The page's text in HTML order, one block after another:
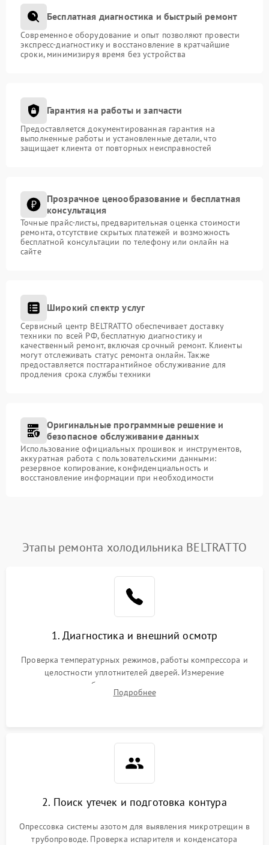
Бесплатная диагностика и быстрый ремонт
Современное оборудование и опыт позволяют провести
экспресс-диагностику и восстановление в кратчайшие
сроки, минимизируя время без устройства
Гарантия на работы и запчасти
Предоставляется документированная гарантия на
выполненные работы и установленные детали, что
защищает клиента от повторных неисправностей
Прозрачное ценообразование и бесплатная
консультация
Точные прайс-листы, предварительная оценка стоимости
ремонта, отсутствие скрытых платежей и возможность
бесплатной консультации по телефону или онлайн на
сайте
Широкий спектр услуг
Сервисный центр BELTRATTO обеспечивает доставку
техники по всей РФ, бесплатную диагностику и
качественный ремонт, включая срочный ремонт. Клиенты
могут отслеживать статус ремонта онлайн. Также
предоставляется постгарантийное обслуживание для
продления срока службы техники
Оригинальные программные решение и
безопасное обслуживание данных
Использование официальных прошивок и инструментов,
аккуратная работа с пользовательскими данными:
резервное копирование, конфиденциальность и
восстановление информации при необходимости
Этапы ремонта холодильника BELTRATTO
1. Диагностика и внешний осмотр
Проверка температурных режимов, работы компрессора и
целостности уплотнителей дверей. Измерение
сопротивления обмоток мотора, проверка термостата и
считывание кодов ошибок с электронного дисплея.
Подробнее
2. Поиск утечек и подготовка контура
Опрессовка системы азотом для выявления микротрещин в
трубопроводе. Проверка испарителя и конденсатора